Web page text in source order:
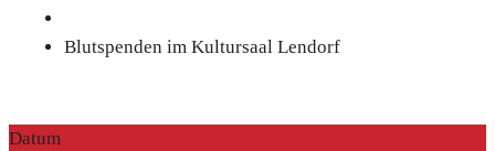
Blutspenden im Kultursaal Lendorf
Datum